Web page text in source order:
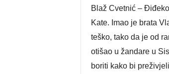
Blaž Cvetnić –
Kate. Imao je brata
teško, tako da je od
otišao u žandare u
boriti kako bi